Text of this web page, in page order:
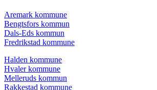
Aremark kommune
Bengtsfors kommun
Dals-Eds kommun
Fredrikstad kommune
Halden kommune
Hvaler kommune
Melleruds kommun
Rakkestad kommune